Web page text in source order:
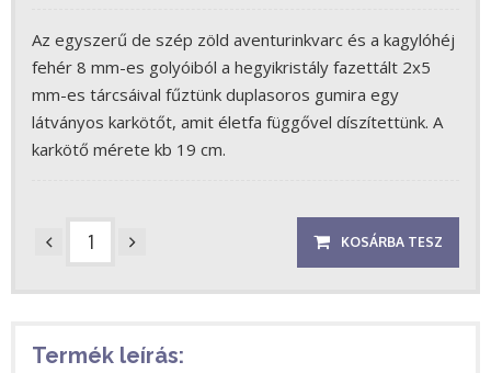
Az egyszerű de szép zöld aventurinkvarc és a kagylóhéj
fehér 8 mm-es golyóiból a hegyikristály fazettált 2x5
mm-es tárcsáival fűztünk duplasoros gumira egy
látványos karkötőt, amit életfa függővel díszítettünk. A
karkötő mérete kb 19 cm.
Termék leírás: